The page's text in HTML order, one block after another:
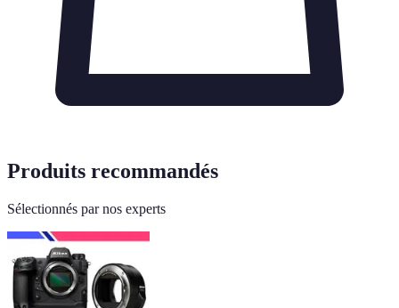
Produits recommandés
Sélectionnés par nos experts